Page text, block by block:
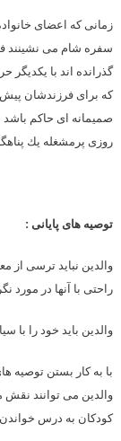
زمانی كه اعضای
سفره شام می نشینند
گذرانده اند با یكدیگر
كه برای فرزندشان
صمیمانه ای حاكم
روزی پرمشغله یك
توصیه های پایانی :
والدین نباید ترسی از
راحتی با آنها در مورد
والدین باید خود را
با به كار بستن توصیه
والدین می توانند نقش
كودكان به درس